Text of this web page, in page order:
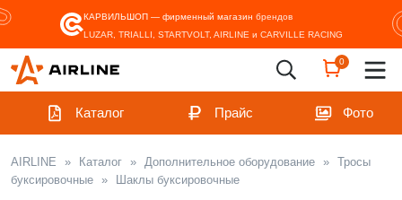
КАРВИЛЬШОП — фирменный магазин брендов
LUZAR, TRIALLI, STARTVOLT, AIRLINE и CARVILLE RACING
0
Каталог Прайс Фото
AIRLINE » Каталог » Дополнительное оборудование » Тросы
буксировочные » Шаклы буксировочные